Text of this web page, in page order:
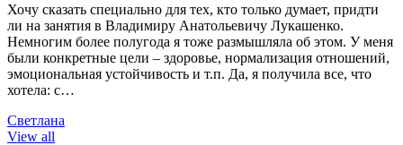
Хочу сказать специально для тех, кто только думает, придти
ли на занятия в Владимиру Анатольевичу Лукашенко.
Немногим более полугода я тоже размышляла об этом. У меня
были конкретные цели – здоровье, нормализация отношений,
эмоциональная устойчивость и т.п. Да, я получила все, что
хотела: с…
Светлана
View all